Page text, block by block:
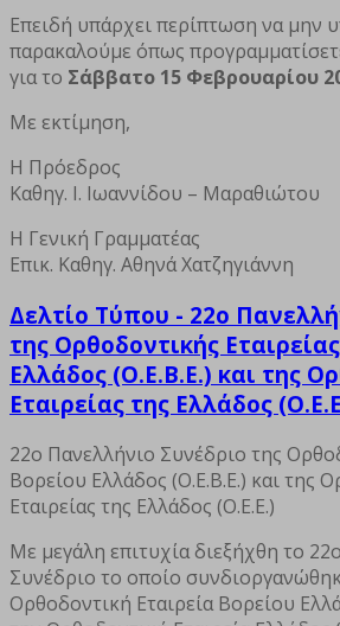
Επειδή υπάρχει περίπτωση να μην
παρακαλούμε όπως
για το Σάββατο 15 Φεβρουαρίου
Με εκτίμηση,
Η Πρόεδρος
Καθηγ. Ι. Ιωαννίδου – Μαραθιώτου
Η Γενική Γραμματέας
Επικ. Καθηγ. Αθηνά Χατζηγιάννη
Δελτίο Τύπου - 22ο
της Ορθοδοντικής
Ελλάδος (Ο.Ε.Β.Ε.) και της
Εταιρείας της Ελλάδος
22ο Πανελλήνιο Συνέδριο της
Βορείου Ελλάδος (Ο.Ε.Β.Ε.) και της
Εταιρείας της Ελλάδος (Ο.Ε.Ε.)
Με μεγάλη επιτυχία διεξήχθη το
Συνέδριο το οποίο
Ορθοδοντική Εταιρεία Βορείου